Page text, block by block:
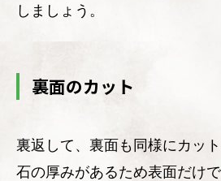
しましょう。
裏面のカット
裏返して、裏面も同様にカット
石の厚みがあるため表面だけ